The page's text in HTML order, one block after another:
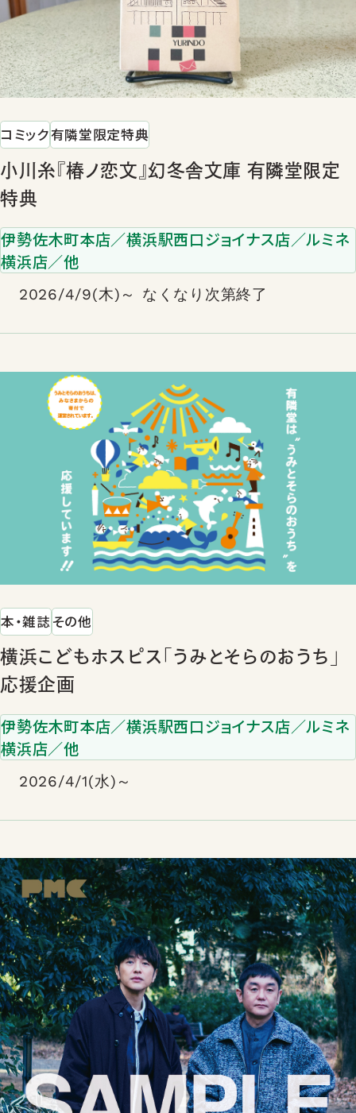
コミック有隣堂限定特典
小川糸『椿ノ恋文』幻冬舎文庫 有隣堂限定
特典
伊勢佐木町本店／横浜駅西口ジョイナス店／ルミネ
横浜店／他
2026/4/9(木)～ なくなり次第終了
本・雑誌その他
横浜こどもホスピス「うみとそらのおうち」
応援企画
伊勢佐木町本店／横浜駅西口ジョイナス店／ルミネ
横浜店／他
2026/4/1(水)～